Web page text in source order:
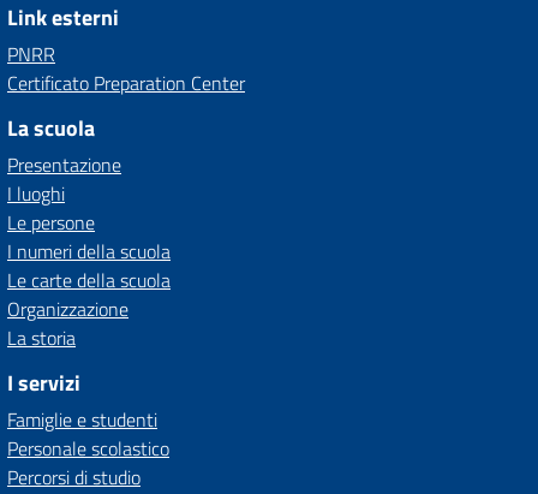
Link esterni
PNRR
Certificato Preparation Center
La scuola
Presentazione
I luoghi
Le persone
I numeri della scuola
Le carte della scuola
Organizzazione
La storia
I servizi
Famiglie e studenti
Personale scolastico
Percorsi di studio